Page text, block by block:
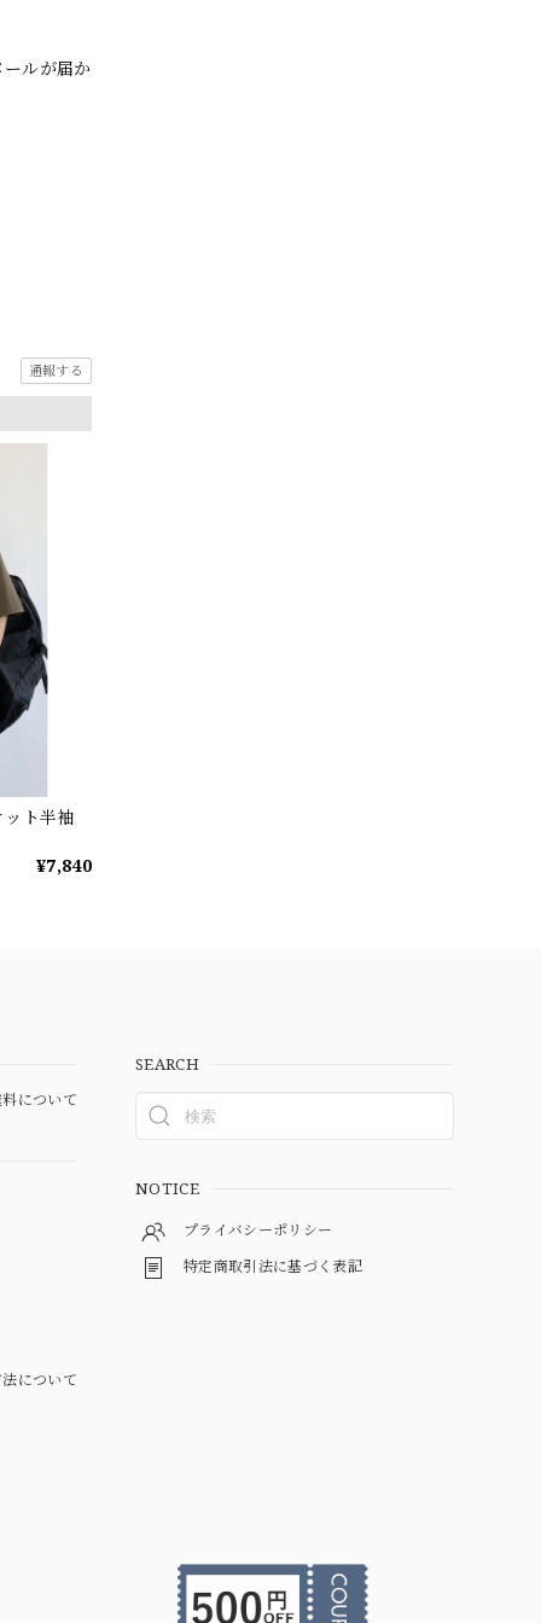
ルが届か
通報する
ト半袖
¥7,840
について
について
SEARCH
NOTICE
プライバシーポリシー
特定商取引法に基づく表記